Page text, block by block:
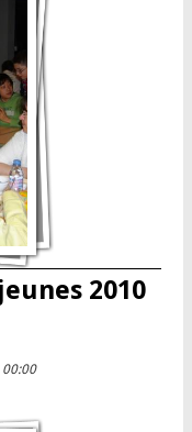
2010